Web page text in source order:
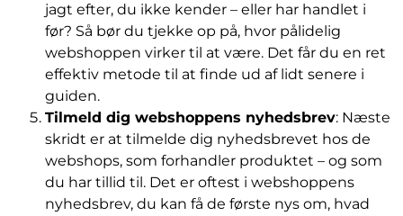
jagt efter, du ikke kender – eller har handlet i
før? Så bør du tjekke op på, hvor pålidelig
webshoppen virker til at være. Det får du en ret
effektiv metode til at finde ud af lidt senere i
guiden.
Tilmeld dig webshoppens nyhedsbrev: Næste
skridt er at tilmelde dig nyhedsbrevet hos de
webshops, som forhandler produktet – og som
du har tillid til. Det er oftest i webshoppens
nyhedsbrev, du kan få de første nys om, hvad